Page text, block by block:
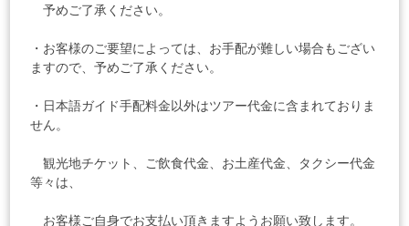
予めご了承ください。
・お客様のご要望によっては、お手配が難しい場合もござい
ますので、予めご了承ください。
・日本語ガイド手配料金以外はツアー代金に含まれておりま
せん。
観光地チケット、ご飲食代金、お土産代金、タクシー代金
等々は、
お客様ご自身でお支払い頂きますようお願い致します。